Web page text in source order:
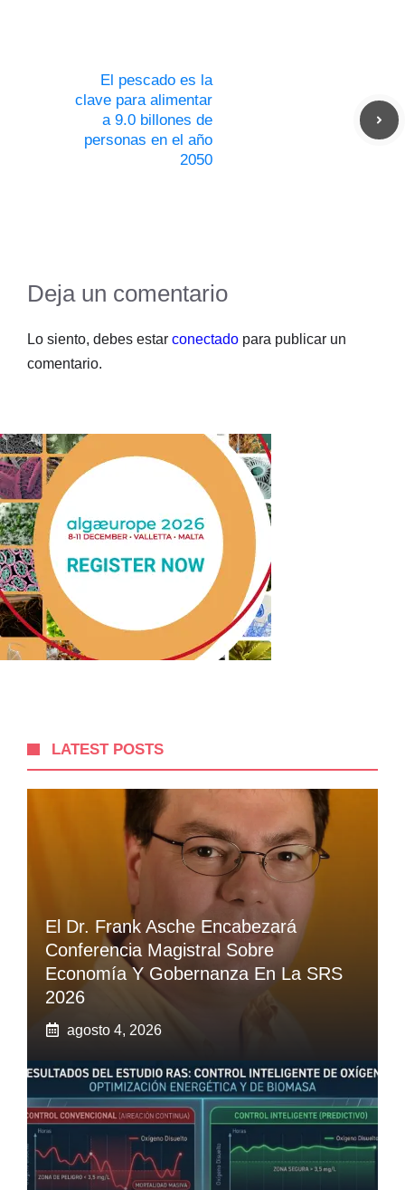
El pescado es la
clave para alimentar
a 9.0 billones de
personas en el año
2050
Deja un comentario
Lo siento, debes estar conectado para publicar un
comentario.
LATEST POSTS
El Dr. Frank Asche Encabezará
Conferencia Magistral Sobre
Economía Y Gobernanza En La SRS
2026
agosto 4, 2026